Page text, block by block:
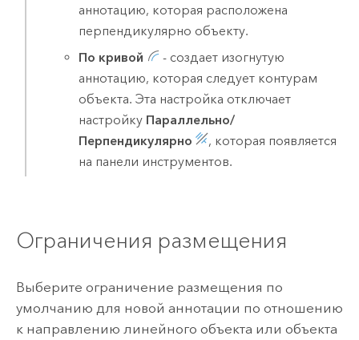
аннотацию, которая расположена
перпендикулярно объекту.
По кривой
- создает изогнутую
аннотацию, которая следует контурам
объекта. Эта настройка отключает
настройку Параллельно/
Перпендикулярно
, которая появляется
на панели инструментов.
Ограничения размещения
Выберите ограничение размещения по
умолчанию для новой аннотации по отношению
к направлению линейного объекта или объекта